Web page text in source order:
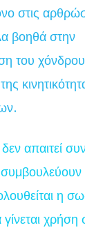
στις
βοηθά στην
του
απαιτεί
η
γίνεται